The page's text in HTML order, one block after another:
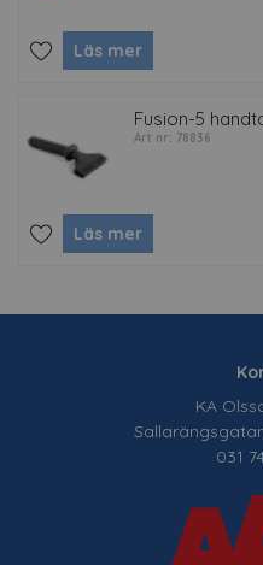
Läs mer
Fusion-5
Art nr: 78836
Läs mer
KA
031